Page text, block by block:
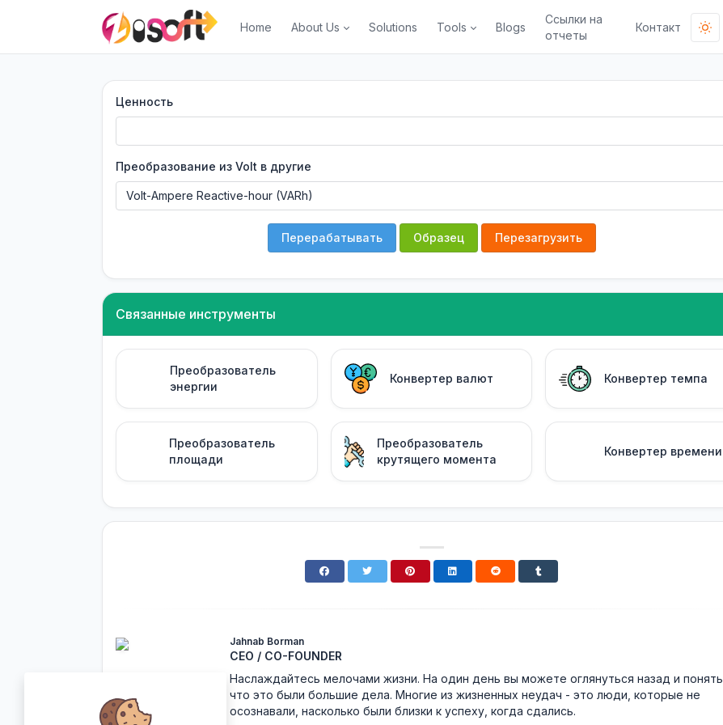
Home About Us Solutions Tools Blogs
Ссылки на
отчеты
Контакт
Ценность
Преобразование из Volt в другие
Перерабатывать Образец Перезагрузить
Связанные инструменты
Преобразователь
энергии
Конвертер валют Конвертер темпа
Преобразователь
площади
Преобразователь
крутящего момента
Конвертер времени
Jahnab Borman
CEO / CO-FOUNDER
Наслаждайтесь мелочами жизни. На один день вы можете оглянуться назад и понять,
что это были большие дела. Многие из жизненных неудач - это люди, которые не
осознавали, насколько были близки к успеху, когда сдались.